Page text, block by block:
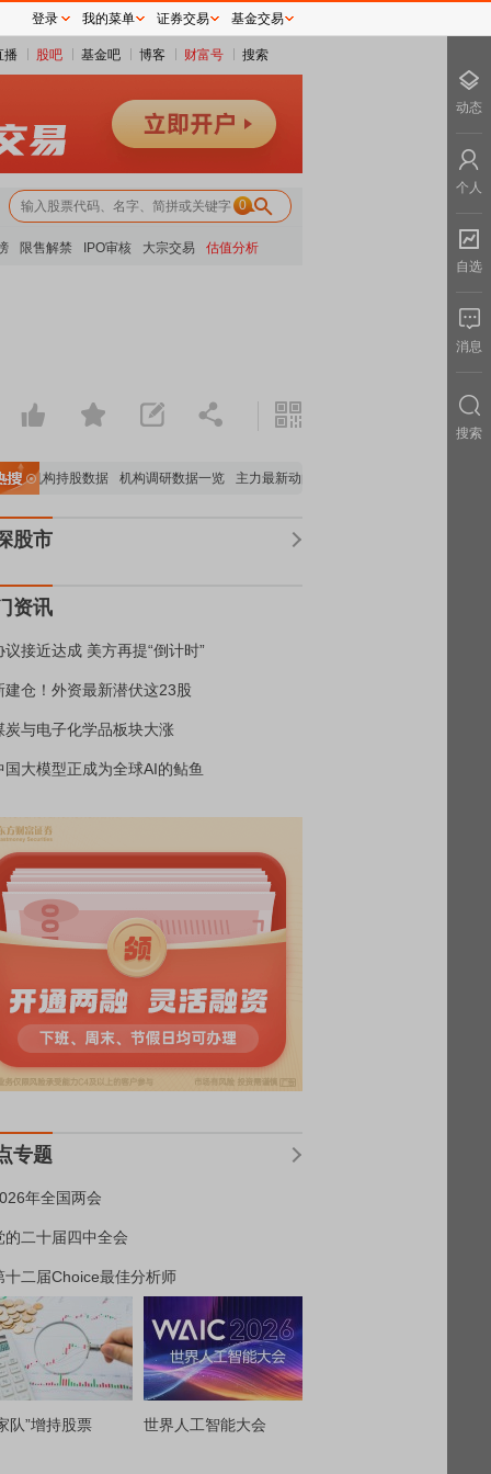
播 股吧 基金吧 博客 财富号 搜索
0
限售解禁 IPO审核 大宗交易 估值分析
机构持股数据 机构调研数据一览 主力最新动向
股市
资讯
议接近达成 美方再提“倒计时”
建仓！外资最新潜伏这23股
炭与电子化学品板块大涨
国大模型正成为全球AI的鲇鱼
专题
年全国两会
的二十届四中全会
十二届Choice最佳分析师
队”增持股票 世界人工智能大会
登录 我的菜单 证券交易 基金交易
动态
个人
自选
消息
搜索